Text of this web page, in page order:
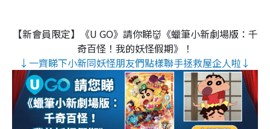
【新會員限定】《U GO》請你睇👹《蠟筆小新劇場版：千
奇百怪！我的妖怪假期》！
↓一齊睇下小新同妖怪朋友們點樣聯手拯救屋企人啦↓